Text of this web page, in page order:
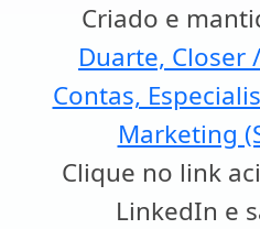
Criado e
Duarte, Closer
Contas,
Marketing
Clique no link
LinkedIn e